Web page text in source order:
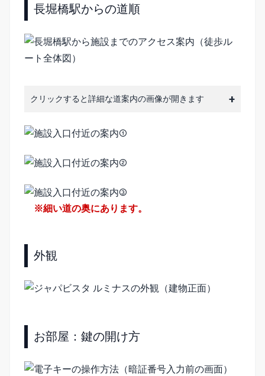
長堀橋駅からの道順
クリックすると詳細な道案内の画像が開きます
※細い道の奥にあります。
外観
お部屋：鍵の開け方